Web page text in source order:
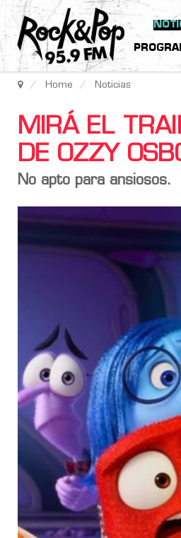
Home Noticias
MIRÁ EL
DE OZZY
No apto para ansiosos.